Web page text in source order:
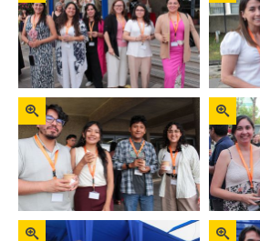
Zoom Zoom
Zoom Zoom